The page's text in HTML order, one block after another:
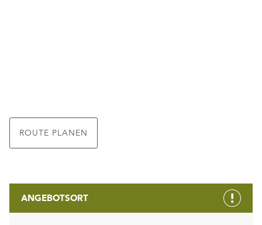
ROUTE PLANEN
ANGEBOTSORT